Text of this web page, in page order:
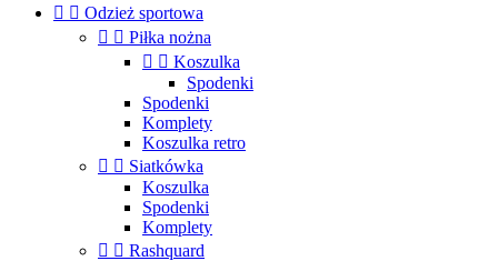
  Odzież sportowa
  Piłka nożna
  Koszulka
Spodenki
Spodenki
Komplety
Koszulka retro
  Siatkówka
Koszulka
Spodenki
Komplety
  Rashquard